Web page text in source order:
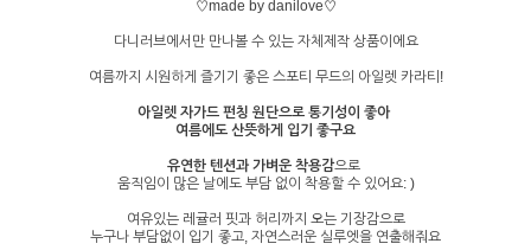
♡made by danilove♡
다니러브에서만 만나볼 수 있는 자체제작 상품이에요
여름까지 시원하게 즐기기 좋은 스포티 무드의 아일렛 카라티!
아일렛 자가드 펀칭 원단으로 통기성이 좋아
여름에도 산뜻하게 입기 좋구요
유연한 텐션과 가벼운 착용감으로
움직임이 많은 날에도 부담 없이 착용할 수 있어요: )
여유있는 레귤러 핏과 허리까지 오는 기장감으로
누구나 부담없이 입기 좋고, 자연스러운 실루엣을 연출해줘요